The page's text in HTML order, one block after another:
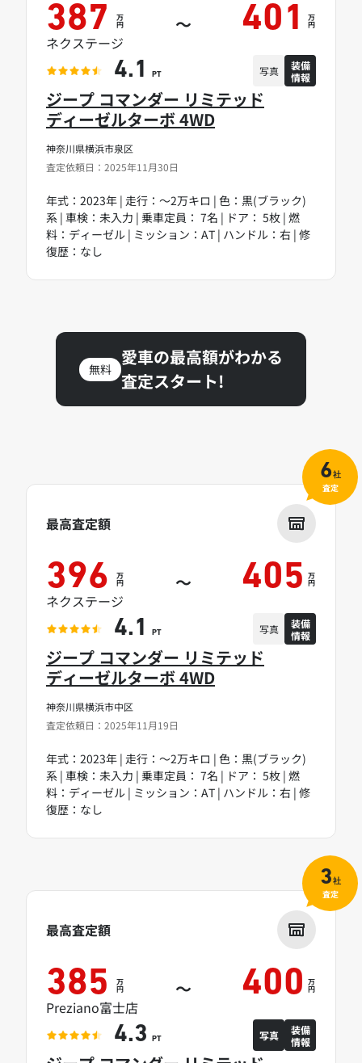
神奈川県横浜市泉区
査定依頼日：2025年11月30日
ジープ コマンダー リミテッド
ディーゼルターボ 4WD
年式：2023年 | 走行：～2万キロ | 色：黒(ブラック)
系 | 車検：未入力 | 乗車定員： 7名 | ドア： 5枚 | 燃
料：ディーゼル | ミッション：AT | ハンドル：右 | 修
復歴：なし
387 万
円 ～ 401 万
円
ネクステージ
4.1 PT 写真
装備
情報
無料
愛車の最高額がわかる
査定スタート!
神奈川県横浜市中区
査定依頼日：2025年11月19日
ジープ コマンダー リミテッド
ディーゼルターボ 4WD
年式：2023年 | 走行：～2万キロ | 色：黒(ブラック)
系 | 車検：未入力 | 乗車定員： 7名 | ドア： 5枚 | 燃
料：ディーゼル | ミッション：AT | ハンドル：右 | 修
復歴：なし
最高査定額
396 万
円 ～ 405 万
円
ネクステージ
4.1 PT 写真
装備
情報
6社
査定
最高査定額
385 万
円 ～ 400 万
円
Preziano富士店
4.3 PT 写真
装備
情報
3社
査定